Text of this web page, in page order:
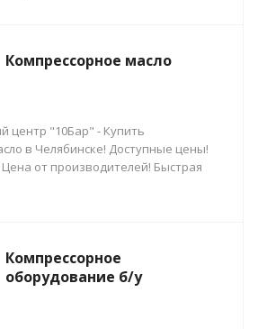
Компрессорное масло
центр "10Бар" - Купить
в Челябинске! Доступные цены!
от производителей! Быстрая
Компрессорное
оборудование б/у